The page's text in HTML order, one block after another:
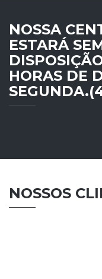
NOSSA
ESTARÁ
HORAS DE
NOSSOS